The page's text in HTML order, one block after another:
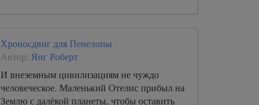
Хроносдвиг для Пенелопы
Автор: Янг Роберт
И внеземным цивилизациям не чуждо
человеческое. Маленький Отелис прибыл на
Землю с далёкой планеты, чтобы оставить